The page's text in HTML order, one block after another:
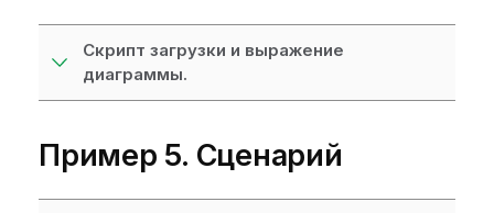
Скрипт загрузки и выражение
диаграммы.
Пример 5. Сценарий